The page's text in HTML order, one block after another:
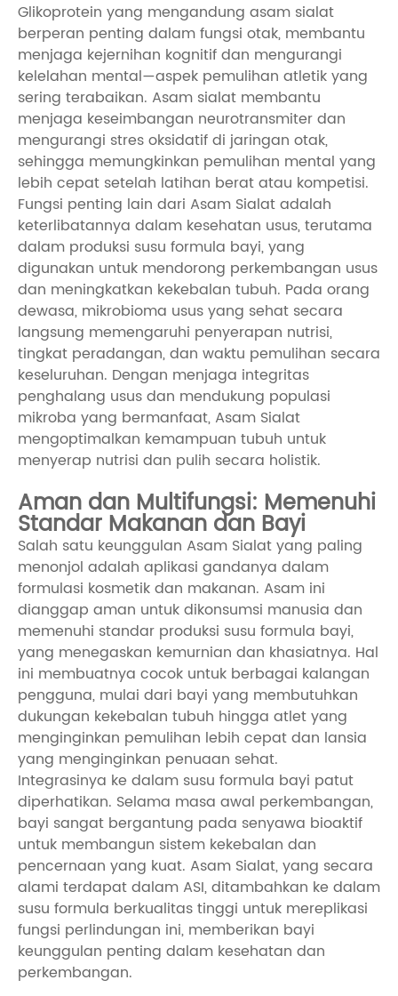
Glikoprotein yang mengandung asam sialat
berperan penting dalam fungsi otak, membantu
menjaga kejernihan kognitif dan mengurangi
kelelahan mental—aspek pemulihan atletik yang
sering terabaikan. Asam sialat membantu
menjaga keseimbangan neurotransmiter dan
mengurangi stres oksidatif di jaringan otak,
sehingga memungkinkan pemulihan mental yang
lebih cepat setelah latihan berat atau kompetisi.
Fungsi penting lain dari Asam Sialat adalah
keterlibatannya dalam kesehatan usus, terutama
dalam produksi susu formula bayi, yang
digunakan untuk mendorong perkembangan usus
dan meningkatkan kekebalan tubuh. Pada orang
dewasa, mikrobioma usus yang sehat secara
langsung memengaruhi penyerapan nutrisi,
tingkat peradangan, dan waktu pemulihan secara
keseluruhan. Dengan menjaga integritas
penghalang usus dan mendukung populasi
mikroba yang bermanfaat, Asam Sialat
mengoptimalkan kemampuan tubuh untuk
menyerap nutrisi dan pulih secara holistik.
Aman dan Multifungsi: Memenuhi
Standar Makanan dan Bayi
Salah satu keunggulan Asam Sialat yang paling
menonjol adalah aplikasi gandanya dalam
formulasi kosmetik dan makanan. Asam ini
dianggap aman untuk dikonsumsi manusia dan
memenuhi standar produksi susu formula bayi,
yang menegaskan kemurnian dan khasiatnya. Hal
ini membuatnya cocok untuk berbagai kalangan
pengguna, mulai dari bayi yang membutuhkan
dukungan kekebalan tubuh hingga atlet yang
menginginkan pemulihan lebih cepat dan lansia
yang menginginkan penuaan sehat.
Integrasinya ke dalam susu formula bayi patut
diperhatikan. Selama masa awal perkembangan,
bayi sangat bergantung pada senyawa bioaktif
untuk membangun sistem kekebalan dan
pencernaan yang kuat. Asam Sialat, yang secara
alami terdapat dalam ASI, ditambahkan ke dalam
susu formula berkualitas tinggi untuk mereplikasi
fungsi perlindungan ini, memberikan bayi
keunggulan penting dalam kesehatan dan
perkembangan.